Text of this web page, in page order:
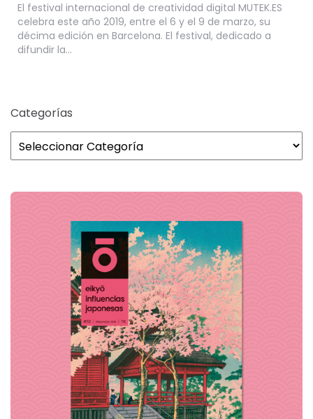
El festival internacional de creatividad digital MUTEK.ES
celebra este año 2019, entre el 6 y el 9 de marzo, su
décima edición en Barcelona. El festival, dedicado a
difundir la…
Categorías